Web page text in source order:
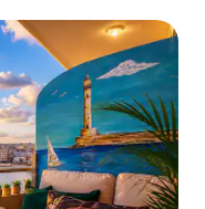
aimés